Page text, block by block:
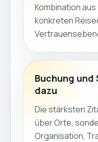
Kombination
konkreten
Buchung und
dazu
Die stärksten
über Orte,
Organisation,